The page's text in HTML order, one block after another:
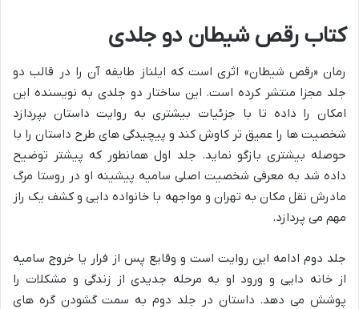
کتاب رقص شیطان دو جلدی
رمان «رقص شیطان» اثری است که ایلناز طایفه آن را در قالب دو
جلد مجزا منتشر کرده است. این ساختار دو جلدی به نویسنده این
امکان را داده تا با جزئیات بیشتری به روایت داستان بپردازد
شخصیت ها را عمیق تر کاوش کند و پیچیدگی های طرح داستان را با
حوصله بیشتری بازگو نماید. جلد اول همانطور که پیشتر توضیح
داده شد به معرفی شخصیت اصلی سامیه پیشینه او در روستا مرگ
مادرش نقل مکان به تهران و مواجهه با خانواده دایی و کشف یک راز
مهم می پردازد.
جلد دوم ادامه این روایت است و وقایع پس از فرار یا خروج سامیه
از خانه دایی و ورود او به مرحله جدیدی از زندگی و مشکلات را
پوشش می دهد. داستان در جلد دوم به سمت گشودن گره های